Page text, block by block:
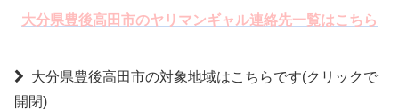
大分県豊後高田市のヤリマンギャル連絡先一覧はこちら
大分県豊後高田市の対象地域はこちらです(クリックで
開閉)